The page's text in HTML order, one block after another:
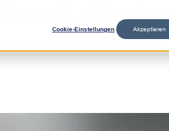
Cookie-Einstellungen Akzeptieren
– s2, d0
in verschiedenen